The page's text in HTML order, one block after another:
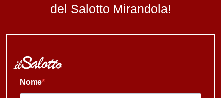
del Salotto Mirandola!
Nome